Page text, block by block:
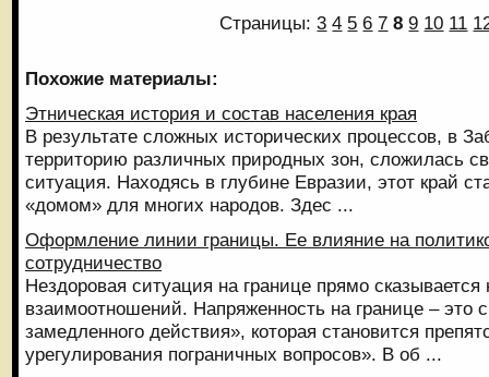
Страницы:3 4 5 6 7 8 9 10 11
Похожие материалы:
Этническая история и состав населения края
В результате сложных исторических процессов, в
территорию различных природных зон, сложилась
ситуация. Находясь в глубине Евразии, этот край
«домом» для многих народов. Здес ...
Оформление линии границы. Ее влияние на
сотрудничество
Нездоровая ситуация на границе прямо сказывается
взаимоотношений. Напряженность на границе – это
замедленного действия», которая становится
урегулирования пограничных вопросов». В об ...